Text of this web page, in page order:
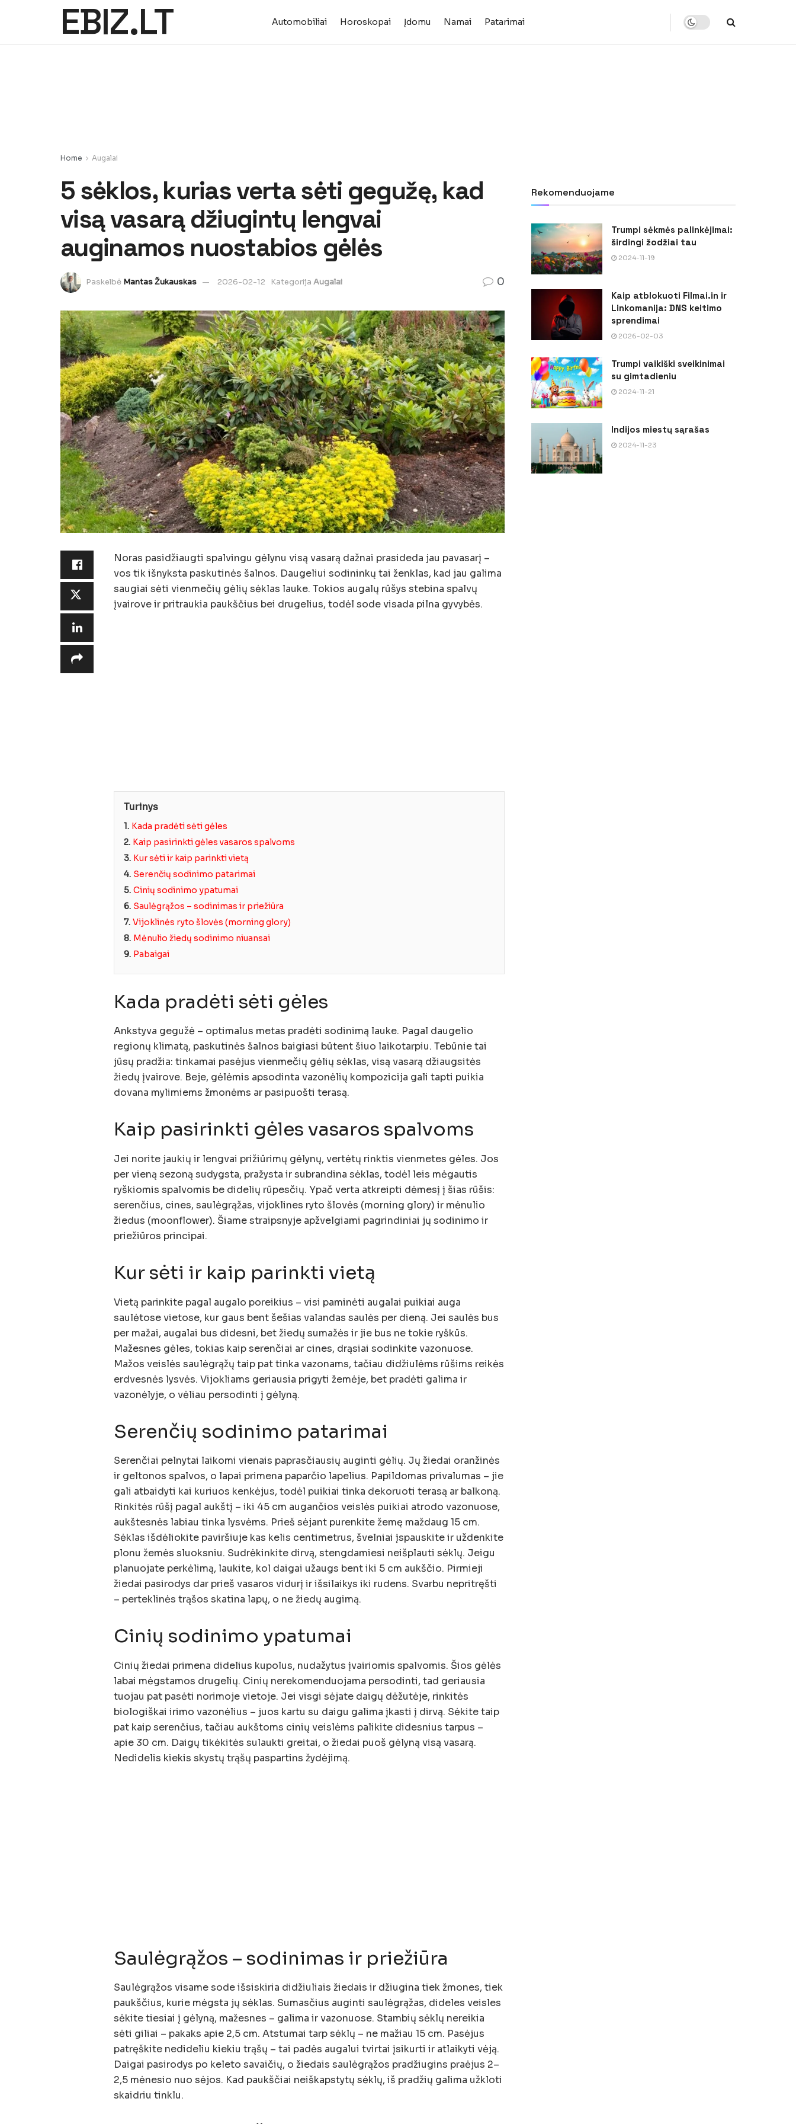
EBIZ.LT Automobiliai Horoskopai Įdomu Namai Patarimai
Home Augalai
5 sėklos, kurias verta sėti gegužę, kad
visą vasarą džiugintų lengvai
auginamos nuostabios gėlės
Paskelbė Mantas Žukauskas 2026-02-12 Kategorija Augalai 0
Noras pasidžiaugti spalvingu gėlynu visą vasarą dažnai prasideda jau pavasarį –
vos tik išnyksta paskutinės šalnos. Daugeliui sodininkų tai ženklas, kad jau galima
saugiai sėti vienmečių gėlių sėklas lauke. Tokios augalų rūšys stebina spalvų
įvairove ir pritraukia paukščius bei drugelius, todėl sode visada pilna gyvybės.
Turinys
1. Kada pradėti sėti gėles
2. Kaip pasirinkti gėles vasaros spalvoms
3. Kur sėti ir kaip parinkti vietą
4. Serenčių sodinimo patarimai
5. Cinių sodinimo ypatumai
6. Saulėgrąžos – sodinimas ir priežiūra
7. Vijoklinės ryto šlovės (morning glory)
8. Mėnulio žiedų sodinimo niuansai
9. Pabaigai
Kada pradėti sėti gėles
Ankstyva gegužė – optimalus metas pradėti sodinimą lauke. Pagal daugelio
regionų klimatą, paskutinės šalnos baigiasi būtent šiuo laikotarpiu. Tebūnie tai
jūsų pradžia: tinkamai pasėjus vienmečių gėlių sėklas, visą vasarą džiaugsitės
žiedų įvairove. Beje, gėlėmis apsodinta vazonėlių kompozicija gali tapti puikia
dovana mylimiems žmonėms ar pasipuošti terasą.
Kaip pasirinkti gėles vasaros spalvoms
Jei norite jaukių ir lengvai prižiūrimų gėlynų, vertėtų rinktis vienmetes gėles. Jos
per vieną sezoną sudygsta, pražysta ir subrandina sėklas, todėl leis mėgautis
ryškiomis spalvomis be didelių rūpesčių. Ypač verta atkreipti dėmesį į šias rūšis:
serenčius, cines, saulėgrąžas, vijoklines ryto šlovės (morning glory) ir mėnulio
žiedus (moonflower). Šiame straipsnyje apžvelgiami pagrindiniai jų sodinimo ir
priežiūros principai.
Kur sėti ir kaip parinkti vietą
Vietą parinkite pagal augalo poreikius – visi paminėti augalai puikiai auga
saulėtose vietose, kur gaus bent šešias valandas saulės per dieną. Jei saulės bus
per mažai, augalai bus didesni, bet žiedų sumažės ir jie bus ne tokie ryškūs.
Mažesnes gėles, tokias kaip serenčiai ar cines, drąsiai sodinkite vazonuose.
Mažos veislės saulėgrąžų taip pat tinka vazonams, tačiau didžiulėms rūšims reikės
erdvesnės lysvės. Vijokliams geriausia prigyti žemėje, bet pradėti galima ir
vazonėlyje, o vėliau persodinti į gėlyną.
Serenčių sodinimo patarimai
Serenčiai pelnytai laikomi vienais paprasčiausių auginti gėlių. Jų žiedai oranžinės
ir geltonos spalvos, o lapai primena paparčio lapelius. Papildomas privalumas – jie
gali atbaidyti kai kuriuos kenkėjus, todėl puikiai tinka dekoruoti terasą ar balkoną.
Rinkitės rūšį pagal aukštį – iki 45 cm augančios veislės puikiai atrodo vazonuose,
aukštesnės labiau tinka lysvėms. Prieš sėjant purenkite žemę maždaug 15 cm.
Sėklas išdėliokite paviršiuje kas kelis centimetrus, švelniai įspauskite ir uždenkite
plonu žemės sluoksniu. Sudrėkinkite dirvą, stengdamiesi neišplauti sėklų. Jeigu
planuojate perkėlimą, laukite, kol daigai užaugs bent iki 5 cm aukščio. Pirmieji
žiedai pasirodys dar prieš vasaros vidurį ir išsilaikys iki rudens. Svarbu nepritręšti
– perteklinės trąšos skatina lapų, o ne žiedų augimą.
Cinių sodinimo ypatumai
Cinių žiedai primena didelius kupolus, nudažytus įvairiomis spalvomis. Šios gėlės
labai mėgstamos drugelių. Cinių nerekomenduojama persodinti, tad geriausia
tuojau pat pasėti norimoje vietoje. Jei visgi sėjate daigų dėžutėje, rinkitės
biologiškai irimo vazonėlius – juos kartu su daigu galima įkasti į dirvą. Sėkite taip
pat kaip serenčius, tačiau aukštoms cinių veislėms palikite didesnius tarpus –
apie 30 cm. Daigų tikėkitės sulaukti greitai, o žiedai puoš gėlyną visą vasarą.
Nedidelis kiekis skystų trąšų paspartins žydėjimą.
Saulėgrąžos – sodinimas ir priežiūra
Saulėgrąžos visame sode išsiskiria didžiuliais žiedais ir džiugina tiek žmones, tiek
paukščius, kurie mėgsta jų sėklas. Sumasčius auginti saulėgrąžas, dideles veisles
sėkite tiesiai į gėlyną, mažesnes – galima ir vazonuose. Stambių sėklų nereikia
sėti giliai – pakaks apie 2,5 cm. Atstumai tarp sėklų – ne mažiau 15 cm. Pasėjus
patręškite nedideliu kiekiu trąšų – tai padės augalui tvirtai įsikurti ir atlaikyti vėją.
Daigai pasirodys po keleto savaičių, o žiedais saulėgrąžos pradžiugins praėjus 2–
2,5 mėnesio nuo sėjos. Kad paukščiai neiškapstytų sėklų, iš pradžių galima užkloti
skaidriu tinklu.
Rekomenduojame
Trumpi sėkmės palinkėjimai:
širdingi žodžiai tau
2024-11-19
Kaip atblokuoti Filmai.in ir
Linkomanija: DNS keitimo
sprendimai
2026-02-03
Trumpi vaikiški sveikinimai
su gimtadieniu
2024-11-21
Indijos miestų sąrašas
2024-11-23